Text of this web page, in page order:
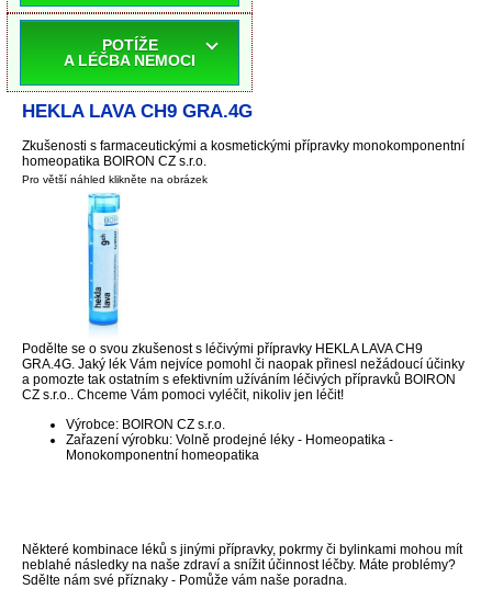
POTÍŽE
A LÉČBA NEMOCI
HEKLA LAVA CH9 GRA.4G
Zkušenosti s farmaceutickými a kosmetickými přípravky monokomponentní
homeopatika BOIRON CZ s.r.o.
Pro větší náhled klikněte na obrázek
Podělte se o svou zkušenost s léčivými přípravky HEKLA LAVA CH9
GRA.4G. Jaký lék Vám nejvíce pomohl či naopak přinesl nežádoucí účinky
a pomozte tak ostatním s efektivním užíváním léčivých přípravků BOIRON
CZ s.r.o.. Chceme Vám pomoci vyléčit, nikoliv jen léčit!
Výrobce: BOIRON CZ s.r.o.
Zařazení výrobku: Volně prodejné léky - Homeopatika -
Monokomponentní homeopatika
Některé kombinace léků s jinými přípravky, pokrmy či bylinkami mohou mít
neblahé následky na naše zdraví a snížit účinnost léčby. Máte problémy?
Sdělte nám své příznaky - Pomůže vám naše poradna.